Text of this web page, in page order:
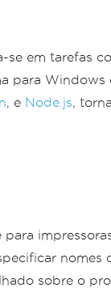
em tarefas
Windows
, e Node.js,
nomes
sobre o